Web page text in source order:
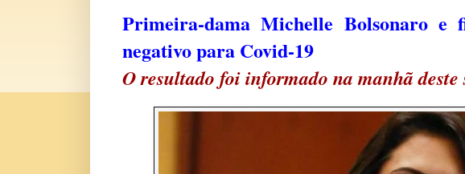
Primeira-dama Michelle Bolsonaro e
negativo para Covid-19
O resultado foi informado na manhã deste